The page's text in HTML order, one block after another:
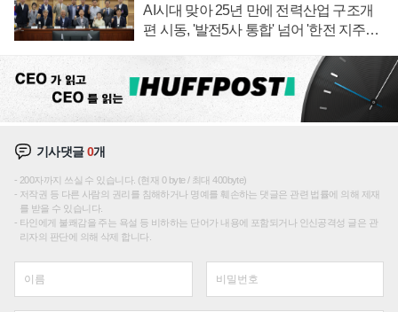
AI시대 맞아 25년 만에 전력산업 구조개
편 시동, '발전5사 통합' 넘어 '한전 지주사'
기사댓글0개
200자까지 쓰실 수 있습니다. (현재 0 byte / 최대 400byte)
저작권 등 다른 사람의 권리를 침해하거나 명예를 훼손하는 댓글은 관련 법률에 의해 제재
를 받을 수 있습니다.
타인에게 불쾌감을 주는 욕설 등 비하하는 단어가 내용에 포함되거나 인신공격성 글은 관
리자의 판단에 의해 삭제 합니다.